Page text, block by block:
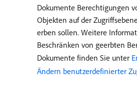
Dokumente Berechtigungen
Objekten auf der
erben sollen. Weitere
Beschränken von geerbten
Dokumente finden Sie unter
Ändern benutzerdefinierter